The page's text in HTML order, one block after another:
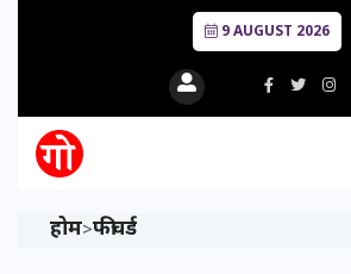
9 AUGUST 2026
होम>फीचर्ड